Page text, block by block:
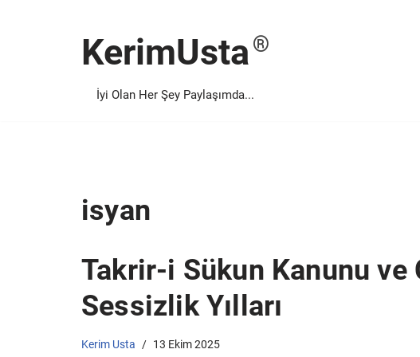
KerimUsta
İyi Olan Her Şey Paylaşımda...
isyan
Takrir-i Sükun Kanunu ve
Sessizlik Yılları
Kerim Usta 13 Ekim 2025